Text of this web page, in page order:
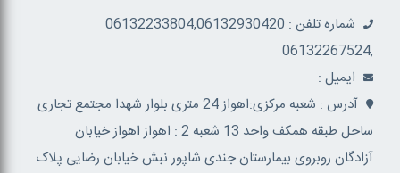
شماره تلفن : 06132233804,06132930420
,06132267524
ايميل :
آدرس : شعبه مرکزی:اهواز 24 متری بلوار شهدا مجتمع تجاری
ساحل طبقه همکف واحد 13 شعبه 2 : اهواز اهواز خیابان
آزادگان روبروی بیمارستان جندی شاپور نبش خیابان رضایی پلاک